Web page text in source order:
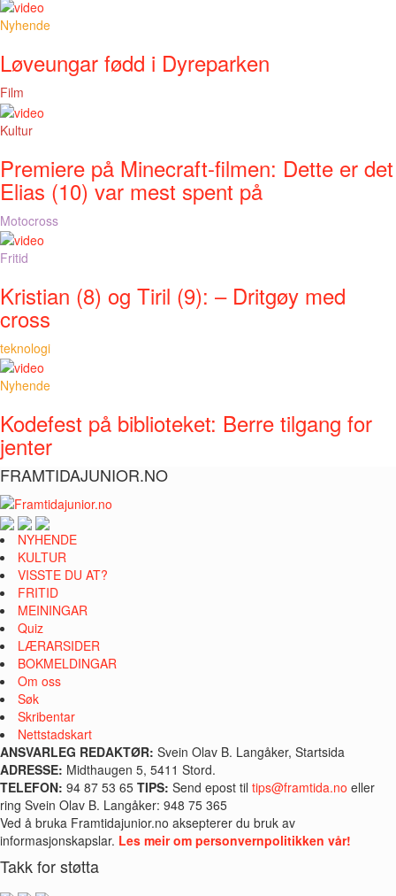
Nyhende
Løveungar fødd i Dyreparken
Film
Kultur
Premiere på Minecraft-filmen: Dette er det
Elias (10) var mest spent på
Motocross
Fritid
Kristian (8) og Tiril (9): – Dritgøy med
cross
teknologi
Nyhende
Kodefest på biblioteket: Berre tilgang for
jenter
FRAMTIDAJUNIOR.NO
NYHENDE
KULTUR
VISSTE DU AT?
FRITID
MEININGAR
Quiz
LÆRARSIDER
BOKMELDINGAR
Om oss
Søk
Skribentar
Nettstadskart
ANSVARLEG REDAKTØR: Svein Olav B. Langåker, Startsida
ADRESSE: Midthaugen 5, 5411 Stord.
TELEFON: 94 87 53 65 TIPS: Send epost til tips@framtida.no eller
ring Svein Olav B. Langåker: 948 75 365
Ved å bruka Framtidajunior.no aksepterer du bruk av
informasjonskapslar. Les meir om personvernpolitikken vår!
Takk for støtta